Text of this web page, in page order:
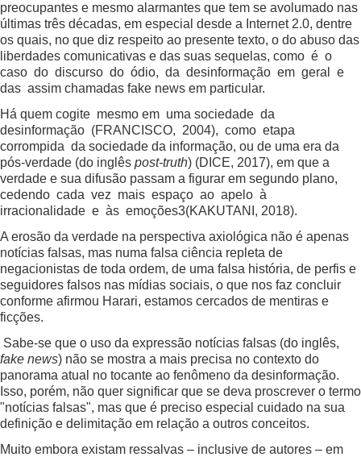
preocupantes e mesmo alarmantes que tem se avolumado nas
últimas três décadas, em especial desde a Internet 2.0, dentre
os quais, no que diz respeito ao presente texto, o do abuso das
liberdades comunicativas e das suas sequelas, como é o
caso do discurso do ódio, da desinformação em geral e
das assim chamadas fake news em particular.
Há quem cogite mesmo em uma sociedade da
desinformação (FRANCISCO, 2004), como etapa
corrompida da sociedade da informação, ou de uma era da
pós-verdade (do inglês post-truth) (DICE, 2017), em que a
verdade e sua difusão passam a figurar em segundo plano,
cedendo cada vez mais espaço ao apelo à
irracionalidade e às emoções3(KAKUTANI, 2018).
A erosão da verdade na perspectiva axiológica não é apenas
notícias falsas, mas numa falsa ciência repleta de
negacionistas de toda ordem, de uma falsa história, de perfis e
seguidores falsos nas mídias sociais, o que nos faz concluir
conforme afirmou Harari, estamos cercados de mentiras e
ficções.
Sabe-se que o uso da expressão notícias falsas (do inglês,
fake news) não se mostra a mais precisa no contexto do
panorama atual no tocante ao fenômeno da desinformação.
Isso, porém, não quer significar que se deva proscrever o termo
"notícias falsas", mas que é preciso especial cuidado na sua
definição e delimitação em relação a outros conceitos.
Muito embora existam ressalvas – inclusive de autores – em